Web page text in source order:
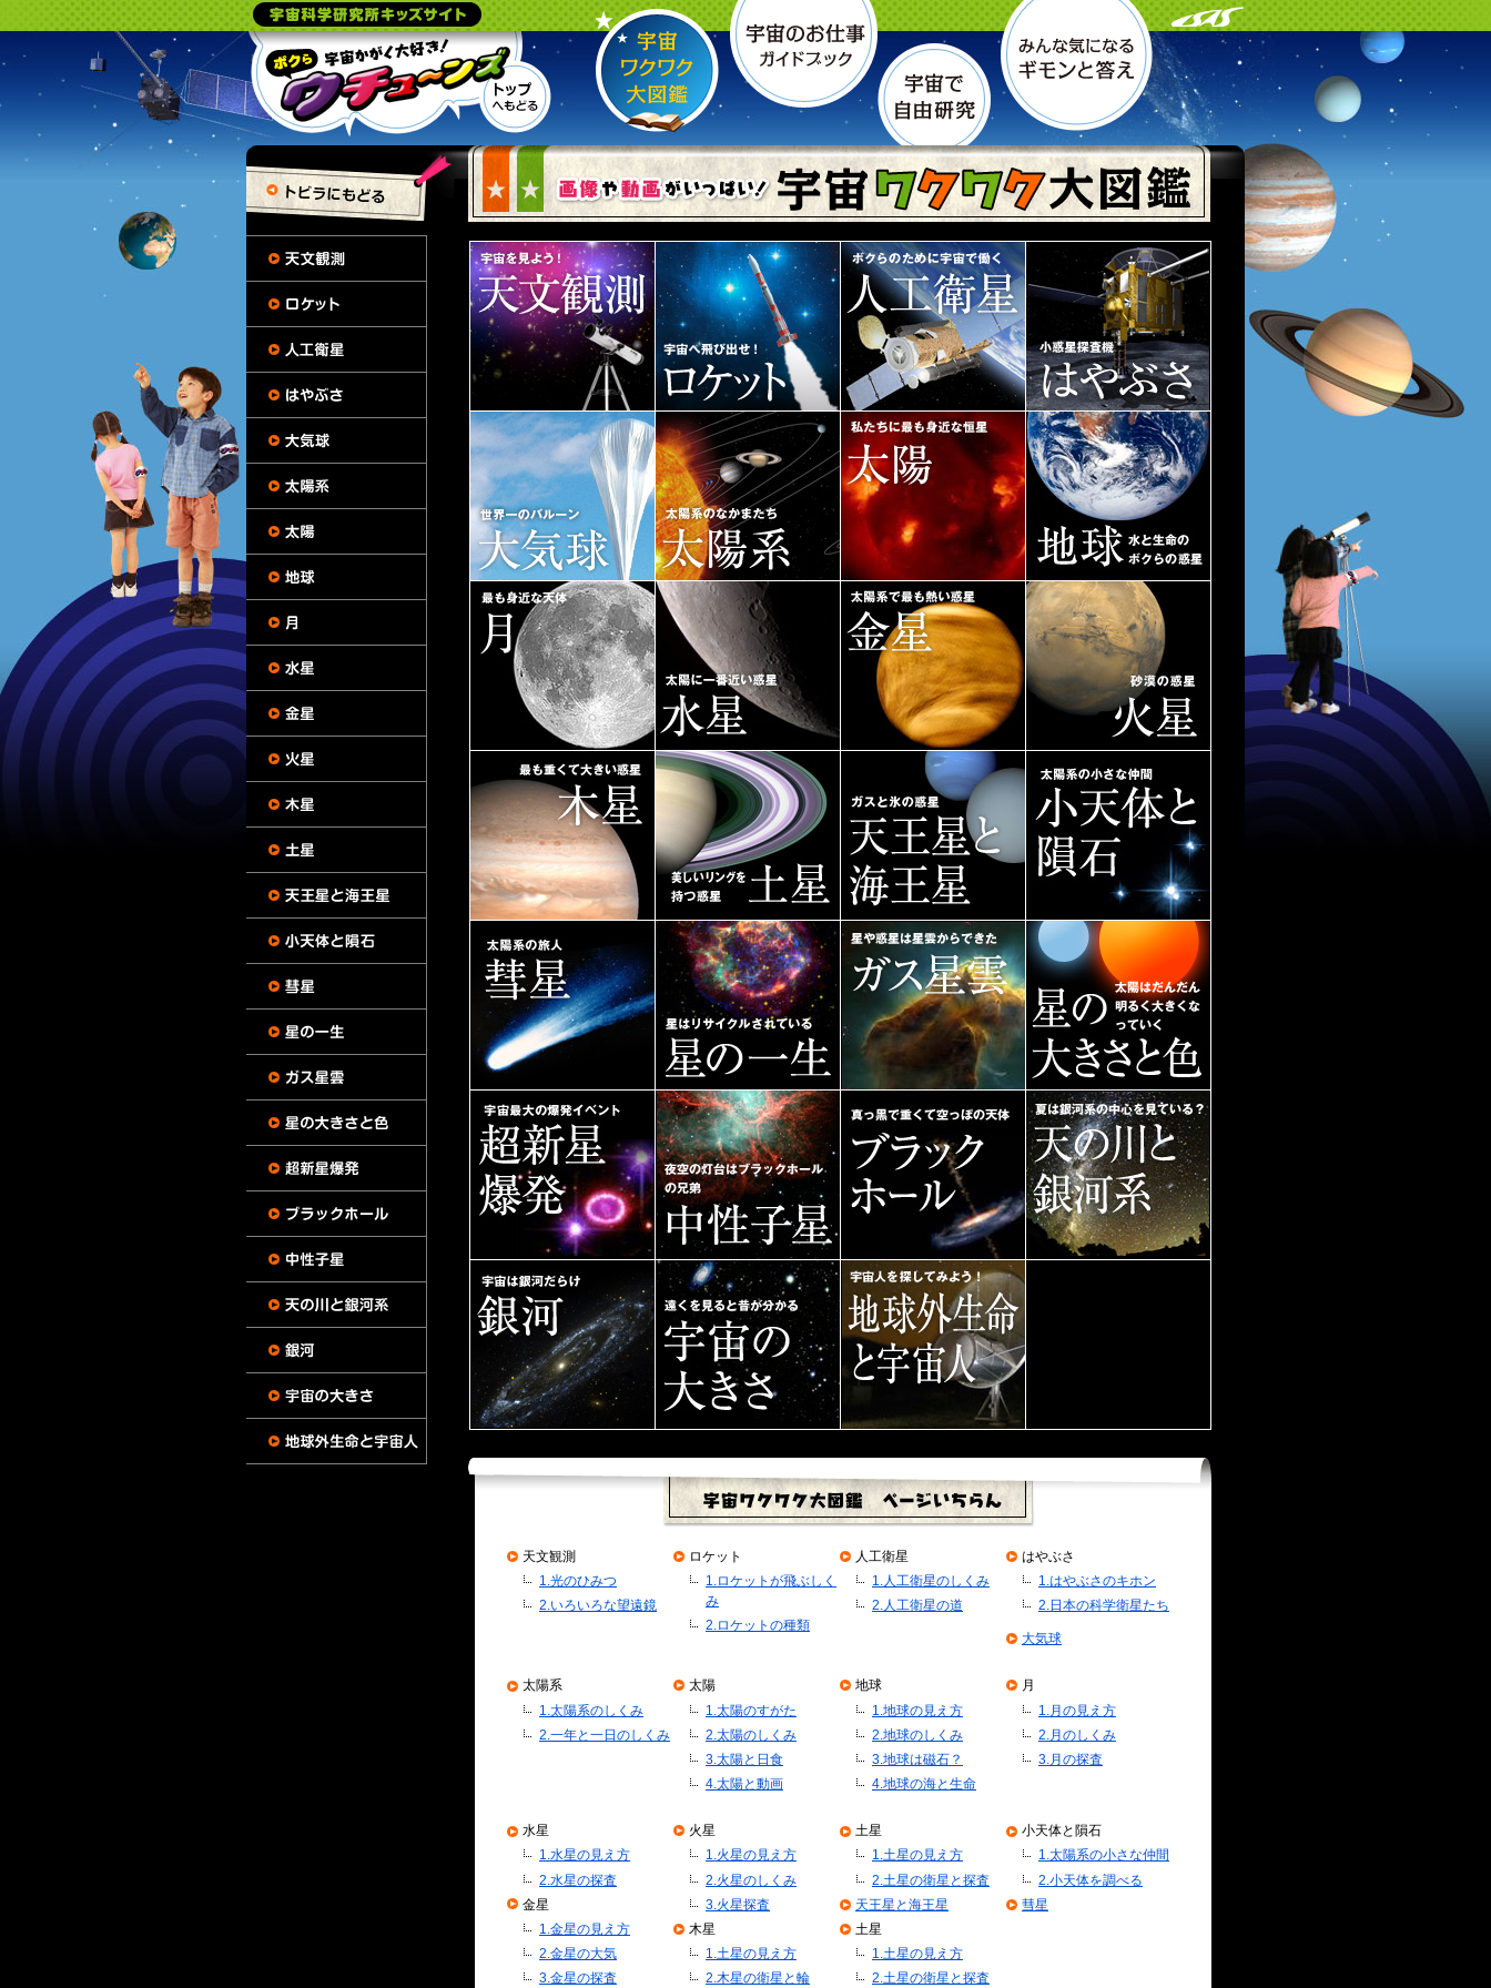
天文観測
1.光のひみつ
2.いろいろな望遠鏡
ロケット
1.ロケットが飛ぶしく
み
2.ロケットの種類
人工衛星
1.人工衛星のしくみ
2.人工衛星の道
はやぶさ
1.はやぶさのキホン
2.日本の科学衛星たち
大気球
太陽系
1.太陽系のしくみ
2.一年と一日のしくみ
太陽
1.太陽のすがた
2.太陽のしくみ
3.太陽と日食
4.太陽と動画
地球
1.地球の見え方
2.地球のしくみ
3.地球は磁石？
4.地球の海と生命
月
1.月の見え方
2.月のしくみ
3.月の探査
水星
1.水星の見え方
2.水星の探査
金星
1.金星の見え方
2.金星の大気
3.金星の探査
火星
1.火星の見え方
2.火星のしくみ
3.火星探査
木星
1.土星の見え方
2.木星の衛星と輪
土星
1.土星の見え方
2.土星の衛星と探査
天王星と海王星
土星
1.土星の見え方
2.土星の衛星と探査
小天体と隕石
1.太陽系の小さな仲間
2.小天体を調べる
彗星